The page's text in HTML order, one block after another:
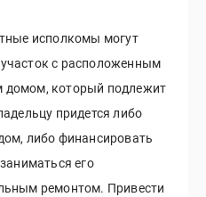
исполкомы могут
с расположенным
который подлежит
придется либо
либо финансировать
его
ремонтом. Привести